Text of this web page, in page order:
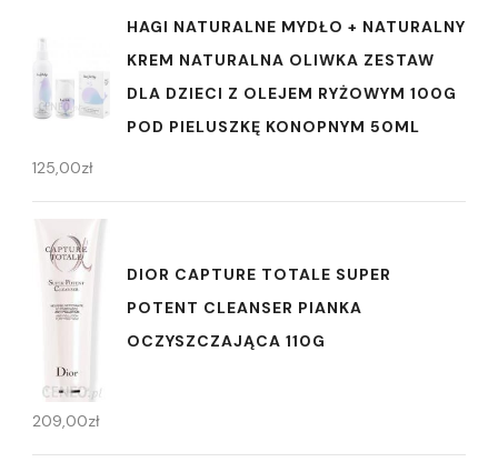
HAGI NATURALNE MYDŁO + NATURALNY
KREM NATURALNA OLIWKA ZESTAW
DLA DZIECI Z OLEJEM RYŻOWYM 100G
POD PIELUSZKĘ KONOPNYM 50ML
125,00zł
DIOR CAPTURE TOTALE SUPER
POTENT CLEANSER PIANKA
OCZYSZCZAJĄCA 110G
209,00zł